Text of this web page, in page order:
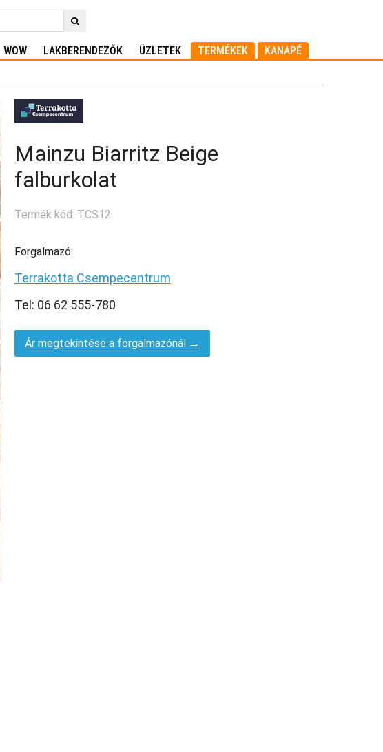
WOW LAKBERENDEZŐK ÜZLETEK TERMÉKEK KANAPÉ
Mainzu Biarritz Beige
falburkolat
Termék kód: TCS12
Forgalmazó:
Terrakotta Csempecentrum
Tel: 06 62 555-780
Ár megtekintése a forgalmazónál →